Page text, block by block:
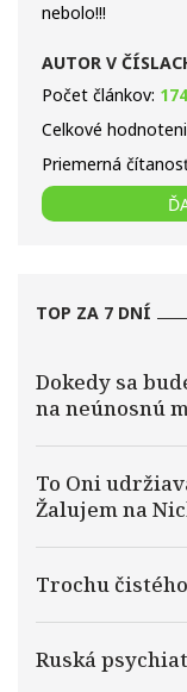
nebolo!!!
AUTOR V
Počet článkov: 174
Celkové
Priemerná
TOP ZA 7 DNÍ
Dokedy sa
na neúnosnú
To Oni
Žalujem na
Trochu
Ruská